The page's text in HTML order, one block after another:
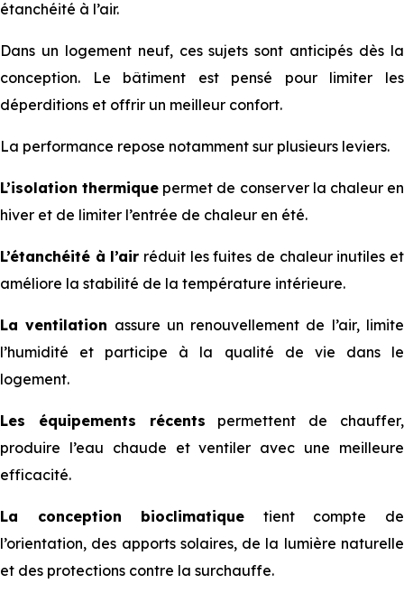
étanchéité à l’air.
Dans un logement neuf, ces sujets sont anticipés dès la
conception. Le bâtiment est pensé pour limiter les
déperditions et offrir un meilleur confort.
La performance repose notamment sur plusieurs leviers.
L’isolation thermique permet de conserver la chaleur en
hiver et de limiter l’entrée de chaleur en été.
L’étanchéité à l’air réduit les fuites de chaleur inutiles et
améliore la stabilité de la température intérieure.
La ventilation assure un renouvellement de l’air, limite
l’humidité et participe à la qualité de vie dans le
logement.
Les équipements récents permettent de chauffer,
produire l’eau chaude et ventiler avec une meilleure
efficacité.
La conception bioclimatique tient compte de
l’orientation, des apports solaires, de la lumière naturelle
et des protections contre la surchauffe.